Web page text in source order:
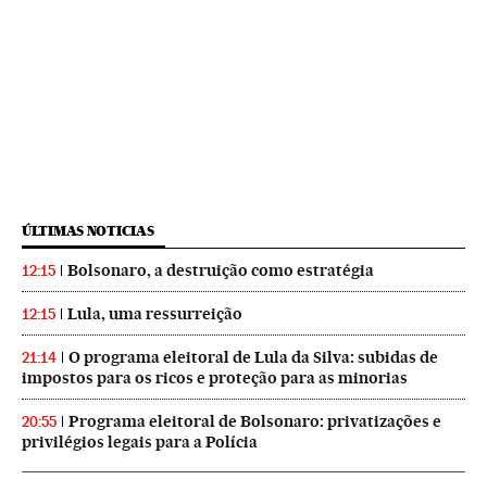
ÚLTIMAS NOTICIAS
12:15 Bolsonaro, a destruição como estratégia
12:15 Lula, uma ressurreição
21:14
O programa eleitoral de Lula da Silva: subidas de
impostos para os ricos e proteção para as minorias
20:55
Programa eleitoral de Bolsonaro: privatizações e
privilégios legais para a Polícia